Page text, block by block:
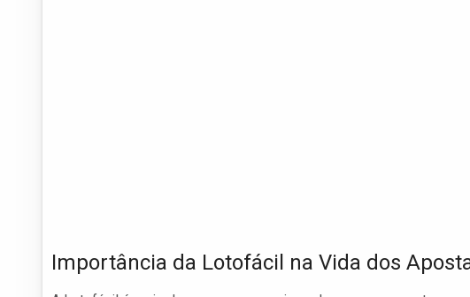
Importância da Lotofácil na Vida dos